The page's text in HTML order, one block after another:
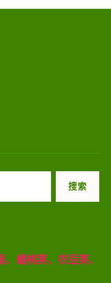
蟠桃荚、农豆荚、